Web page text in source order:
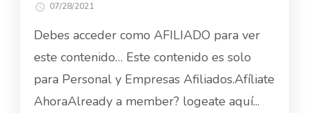
07/28/2021
Debes acceder como AFILIADO para ver
este contenido… Este contenido es solo
para Personal y Empresas Afiliados.Afíliate
AhoraAlready a member? logeate aquí...